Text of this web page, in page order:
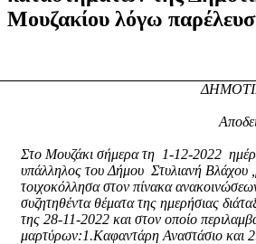
Μουζακίου λόγω
Στο Μουζάκι σήμερα τη 1-12-2022
υπάλληλος του Δήμου Στυλιανή Βλάχου
τοιχοκόλλησα στον πίνακα
συζητηθέντα θέματα της ημερήσιας
της 28-11-2022 και στον οποίο
μαρτύρων:1.Καφαντάρη Αναστάσιο και